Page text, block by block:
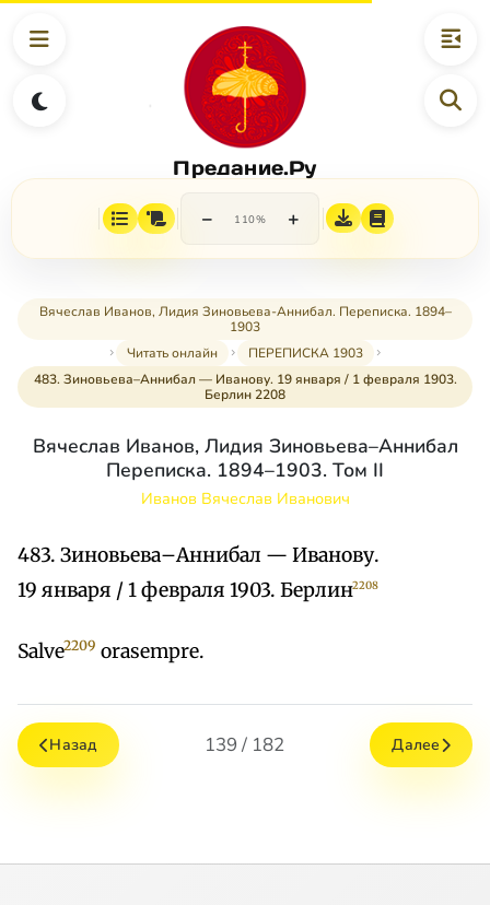
Предание.Ру
− 110% +
Вячеслав Иванов, Лидия Зиновьева-Аннибал. Переписка. 1894–
1903
Читать онлайн
ПЕРЕПИСКА 1903
483. Зиновьева–Аннибал — Иванову. 19 января / 1 февраля 1903.
Берлин 2208
Вячеслав Иванов, Лидия Зиновьева–Аннибал
Переписка. 1894–1903. Том II
Иванов Вячеслав Иванович
483. Зиновьева–Аннибал — Иванову.
19 января / 1 февраля 1903. Берлин2208
Salve2209 orasempre.
Назад 139 / 182 Далее